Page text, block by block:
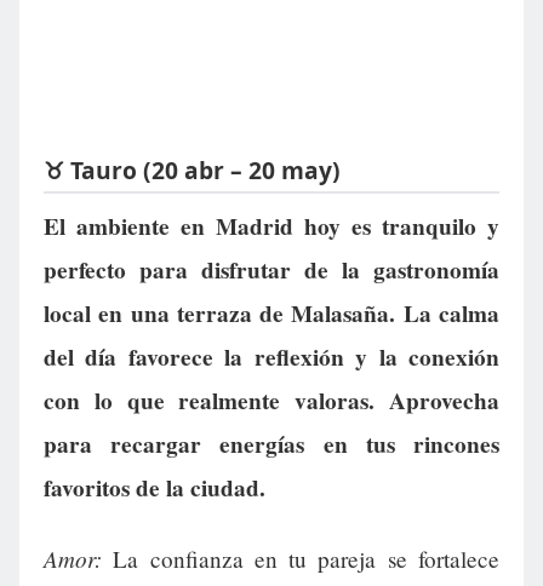
♉ Tauro (20 abr – 20 may)
El ambiente en Madrid hoy es tranquilo y
perfecto para disfrutar de la gastronomía
local en una terraza de Malasaña. La calma
del día favorece la reflexión y la conexión
con lo que realmente valoras. Aprovecha
para recargar energías en tus rincones
favoritos de la ciudad.
Amor: La confianza en tu pareja se fortalece